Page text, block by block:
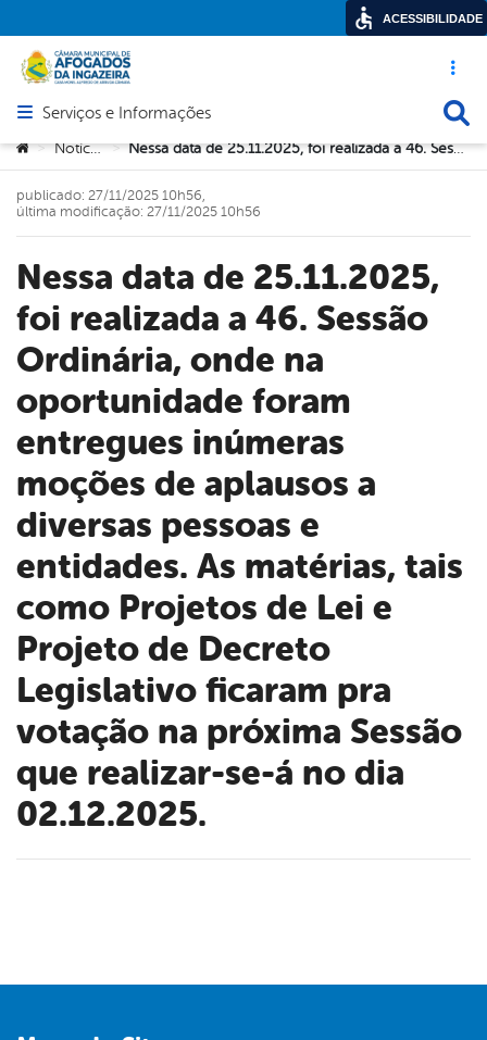
Acesso
Abrir menu principal de navegação
Serviços e Informações
Você está aqui:
> Notícias > Nessa data de 25.11.2025, foi realizada a 46. Sessão Ordinária, onde na oportunidade foram entregues inúmeras moções de aplausos a diversas pessoas e entidades. As matérias, tais como Projetos de Lei e Projeto de Decreto Legislativo ficaram pra votação na próxima Sessão que realizar-se-á no dia 02.12.2025.
Nessa data de 25.11.2025,
foi realizada a 46. Sessão
Ordinária, onde na
oportunidade foram
entregues inúmeras
moções de aplausos a
diversas pessoas e
entidades. As matérias, tais
como Projetos de Lei e
Projeto de Decreto
Legislativo ficaram pra
votação na próxima Sessão
que realizar-se-á no dia
02.12.2025.
publicado: 27/11/2025 10h56,
última modificação: 27/11/2025 10h56
ACESSIBILIDADE